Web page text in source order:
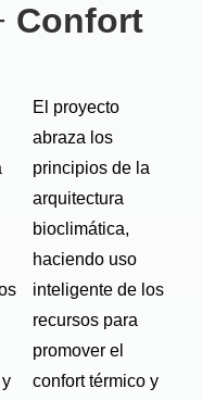
Confort
El proyecto
abraza los
principios de la
arquitectura
bioclimática,
haciendo uso
inteligente de los
recursos para
promover el
confort térmico y